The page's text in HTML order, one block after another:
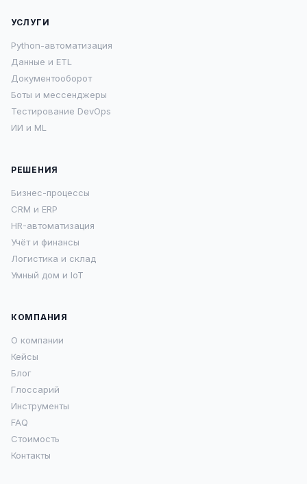
УСЛУГИ
Python-автоматизация
Данные и ETL
Документооборот
Боты и мессенджеры
Тестирование DevOps
ИИ и ML
РЕШЕНИЯ
Бизнес-процессы
CRM и ERP
HR-автоматизация
Учёт и финансы
Логистика и склад
Умный дом и IoT
КОМПАНИЯ
О компании
Кейсы
Блог
Глоссарий
Инструменты
FAQ
Стоимость
Контакты